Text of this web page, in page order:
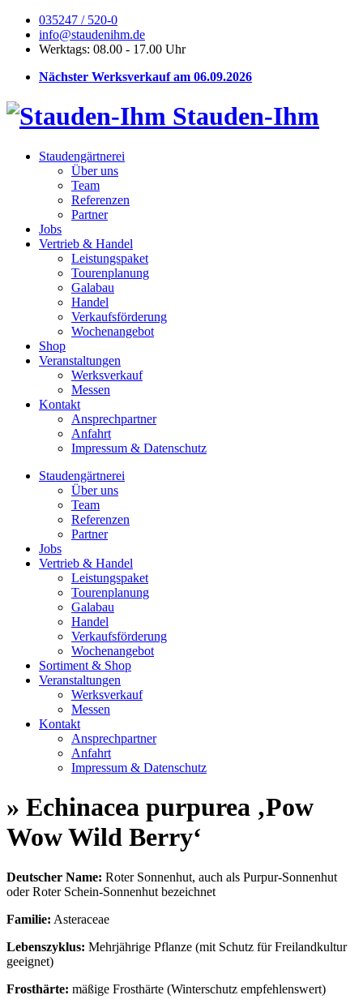
035247 / 520-0
info@staudenihm.de
Werktags: 08.00 - 17.00 Uhr
Nächster Werksverkauf am 06.09.2026
Stauden-Ihm
Staudengärtnerei
Über uns
Team
Referenzen
Partner
Jobs
Vertrieb & Handel
Leistungspaket
Tourenplanung
Galabau
Handel
Verkaufsförderung
Wochenangebot
Shop
Veranstaltungen
Werksverkauf
Messen
Kontakt
Ansprechpartner
Anfahrt
Impressum & Datenschutz
Staudengärtnerei
Über uns
Team
Referenzen
Partner
Jobs
Vertrieb & Handel
Leistungspaket
Tourenplanung
Galabau
Handel
Verkaufsförderung
Wochenangebot
Sortiment & Shop
Veranstaltungen
Werksverkauf
Messen
Kontakt
Ansprechpartner
Anfahrt
Impressum & Datenschutz
» Echinacea purpurea ‚Pow
Wow Wild Berry‘
Deutscher Name: Roter Sonnenhut, auch als Purpur-Sonnenhut
oder Roter Schein-Sonnenhut bezeichnet
Familie: Asteraceae
Lebenszyklus: Mehrjährige Pflanze (mit Schutz für Freilandkultur
geeignet)
Frosthärte: mäßige Frosthärte (Winterschutz empfehlenswert)